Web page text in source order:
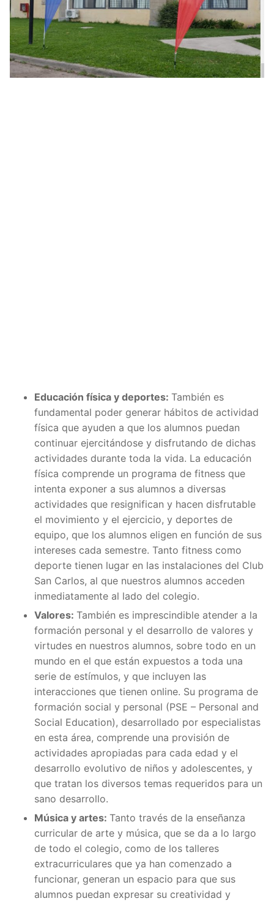
Educación física y deportes: También es
fundamental poder generar hábitos de actividad
física que ayuden a que los alumnos puedan
continuar ejercitándose y disfrutando de dichas
actividades durante toda la vida. La educación
física comprende un programa de fitness que
intenta exponer a sus alumnos a diversas
actividades que resignifican y hacen disfrutable
el movimiento y el ejercicio, y deportes de
equipo, que los alumnos eligen en función de sus
intereses cada semestre. Tanto fitness como
deporte tienen lugar en las instalaciones del Club
San Carlos, al que nuestros alumnos acceden
inmediatamente al lado del colegio.
Valores: También es imprescindible atender a la
formación personal y el desarrollo de valores y
virtudes en nuestros alumnos, sobre todo en un
mundo en el que están expuestos a toda una
serie de estímulos, y que incluyen las
interacciones que tienen online. Su programa de
formación social y personal (PSE – Personal and
Social Education), desarrollado por especialistas
en esta área, comprende una provisión de
actividades apropiadas para cada edad y el
desarrollo evolutivo de niños y adolescentes, y
que tratan los diversos temas requeridos para un
sano desarrollo.
Música y artes: Tanto través de la enseñanza
curricular de arte y música, que se da a lo largo
de todo el colegio, como de los talleres
extracurriculares que ya han comenzado a
funcionar, generan un espacio para que sus
alumnos puedan expresar su creatividad y